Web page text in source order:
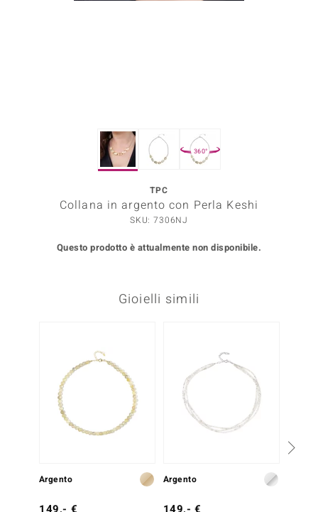
Collection
360°
TPC
Collana in argento con Perla Keshi
SKU: 7306NJ
Questo prodotto è attualmente non disponibile.
Gioielli simili
Argento Argento